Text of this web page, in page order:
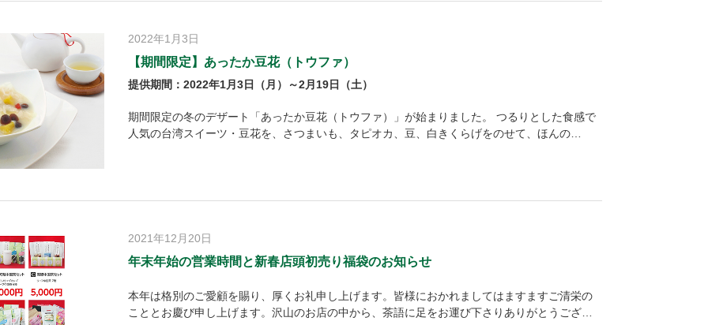
2022年1月3日
【期間限定】あったか豆花（トウファ）
提供期間：2022年1月3日（月）～2月19日（土）
期間限定の冬のデザート「あったか豆花（トウファ）」が始まりました。 つるりとした食感で
人気の台湾スイーツ・豆花を、さつまいも、タピオカ、豆、白きくらげをのせて、ほんの…
2021年12月20日
年末年始の営業時間と新春店頭初売り福袋のお知らせ
本年は格別のご愛顧を賜り、厚くお礼申し上げます。皆様におかれましてはますますご清栄の
こととお慶び申し上げます。沢山のお店の中から、茶語に足をお運び下さりありがとうござ…